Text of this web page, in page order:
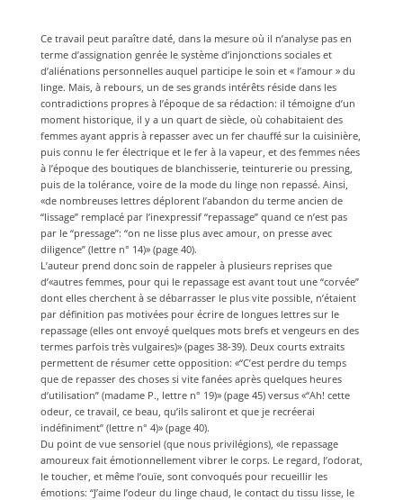
Ce travail peut paraître daté, dans la mesure où il n’analyse pas en
terme d’assignation genrée le système d’injonctions sociales et
d’aliénations personnelles auquel participe le soin et « l’amour » du
linge. Mais, à rebours, un de ses grands intérêts réside dans les
contradictions propres à l’époque de sa rédaction: il témoigne d’un
moment historique, il y a un quart de siècle, où cohabitaient des
femmes ayant appris à repasser avec un fer chauffé sur la cuisinière,
puis connu le fer électrique et le fer à la vapeur, et des femmes nées
à l’époque des boutiques de blanchisserie, teinturerie ou pressing,
puis de la tolérance, voire de la mode du linge non repassé. Ainsi,
«de nombreuses lettres déplorent l’abandon du terme ancien de
“lissage” remplacé par l’inexpressif “repassage” quand ce n’est pas
par le “pressage”: “on ne lisse plus avec amour, on presse avec
diligence” (lettre n° 14)» (page 40).
L’auteur prend donc soin de rappeler à plusieurs reprises que
d’«autres femmes, pour qui le repassage est avant tout une “corvée”
dont elles cherchent à se débarrasser le plus vite possible, n’étaient
par définition pas motivées pour écrire de longues lettres sur le
repassage (elles ont envoyé quelques mots brefs et vengeurs en des
termes parfois très vulgaires)» (pages 38-39). Deux courts extraits
permettent de résumer cette opposition: «“C’est perdre du temps
que de repasser des choses si vite fanées après quelques heures
d’utilisation” (madame P., lettre n° 19)» (page 45) versus «“Ah! cette
odeur, ce travail, ce beau, qu’ils saliront et que je recréerai
indéfiniment” (lettre n° 4)» (page 40).
Du point de vue sensoriel (que nous privilégions), «le repassage
amoureux fait émotionnellement vibrer le corps. Le regard, l’odorat,
le toucher, et même l’ouïe, sont convoqués pour recueillir les
émotions: “J’aime l’odeur du linge chaud, le contact du tissu lisse, le